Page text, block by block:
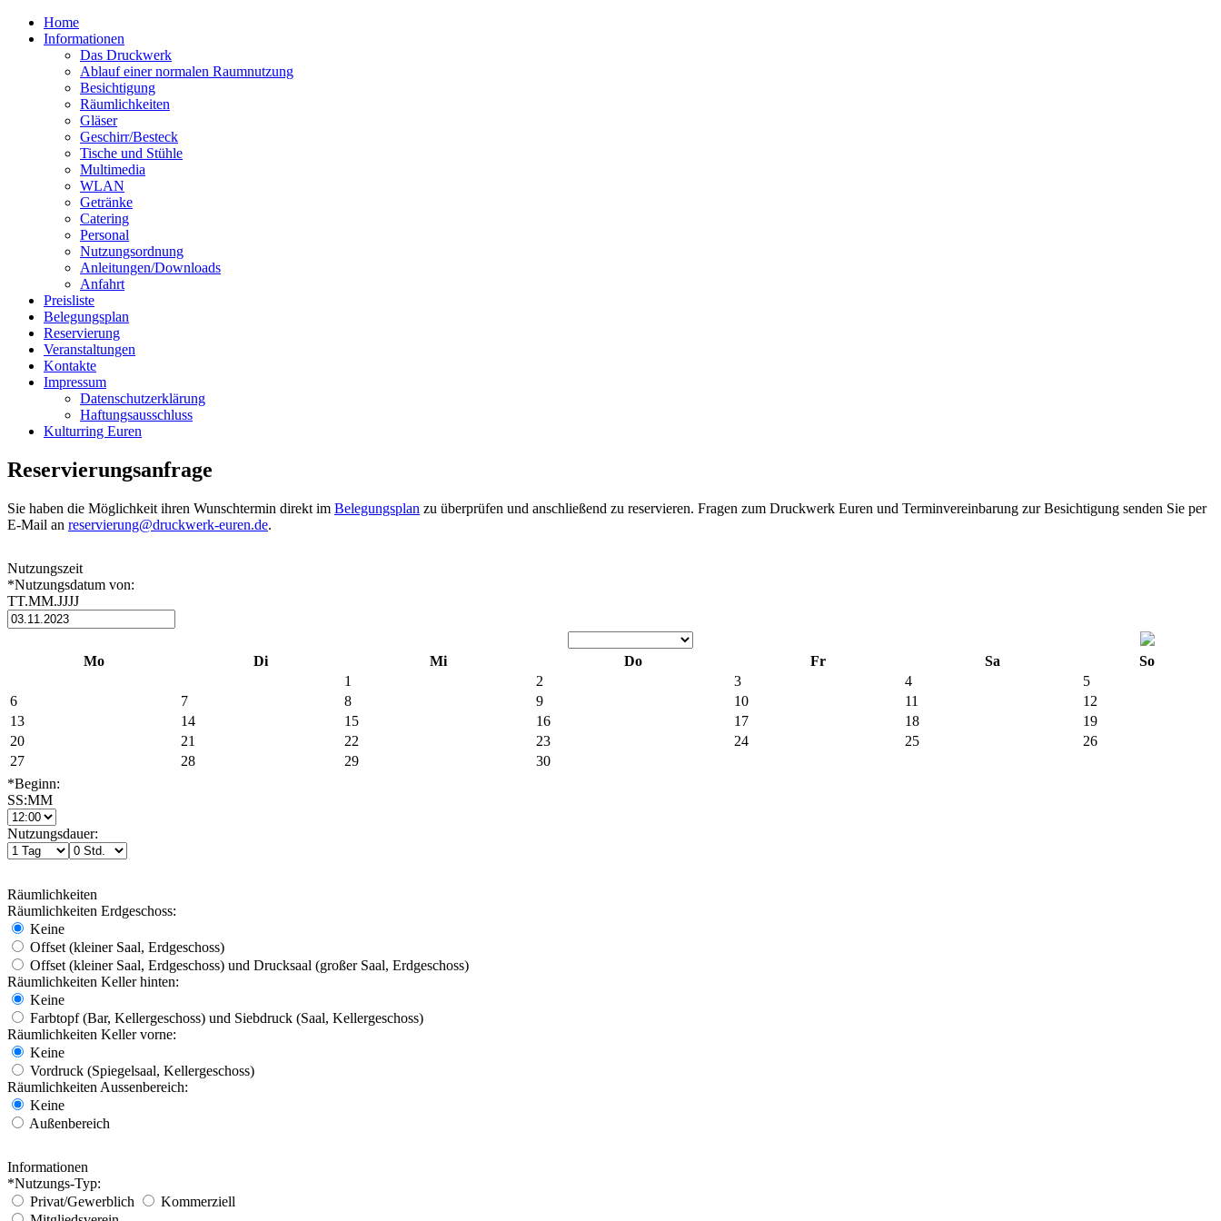
Home
Informationen
Das Druckwerk
Ablauf einer normalen Raumnutzung
Besichtigung
Räumlichkeiten
Gläser
Geschirr/Besteck
Tische und Stühle
Multimedia
WLAN
Getränke
Catering
Personal
Nutzungsordnung
Anleitungen/Downloads
Anfahrt
Preisliste
Belegungsplan
Reservierung
Veranstaltungen
Kontakte
Impressum
Datenschutzerklärung
Haftungsausschluss
Kulturring Euren
Reservierungsanfrage
Sie haben die Möglichkeit ihren Wunschtermin direkt im Belegungsplan zu überprüfen und anschließend zu reservieren. Fragen zum Druckwerk Euren und Terminvereinbarung zur Besichtigung senden Sie per
E-Mail an reservierung@druckwerk-euren.de.
Nutzungszeit
*Nutzungsdatum von:
TT.MM.JJJJ
Mo Di Mi Do Fr Sa
So
1
2 3 4
5
6
7 8 9 10 11
12
13
14 15 16 17 18
19
20
21 22 23 24 25
26
27
28 29
30
*Beginn:
SS:MM
Nutzungsdauer:
Räumlichkeiten
Räumlichkeiten Erdgeschoss:
Keine
Offset (kleiner Saal, Erdgeschoss)
Offset (kleiner Saal, Erdgeschoss) und Drucksaal (großer Saal, Erdgeschoss)
Räumlichkeiten Keller hinten:
Keine
Farbtopf (Bar, Kellergeschoss) und Siebdruck (Saal, Kellergeschoss)
Räumlichkeiten Keller vorne:
Keine
Vordruck (Spiegelsaal, Kellergeschoss)
Räumlichkeiten Aussenbereich:
Keine
Außenbereich
Informationen
*Nutzungs-Typ:
Privat/Gewerblich
Kommerziell